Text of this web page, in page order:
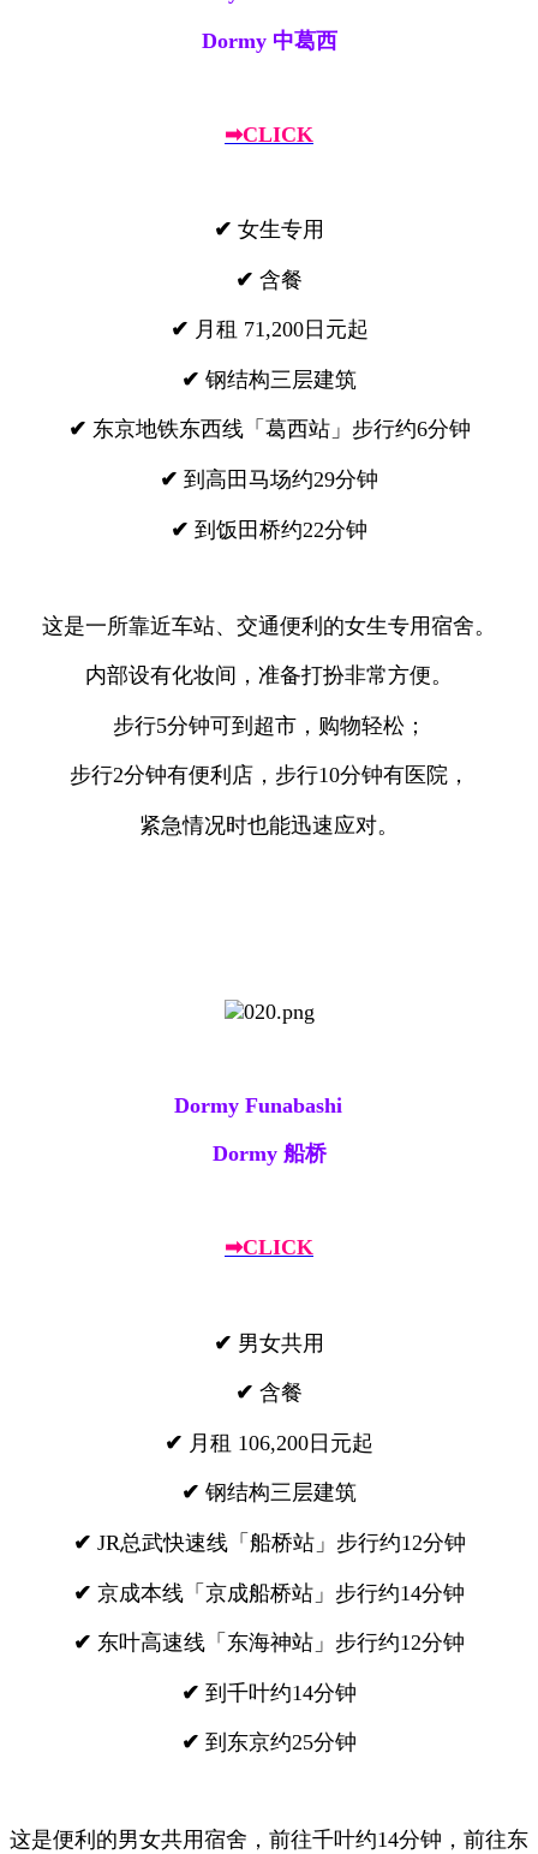
Dormy 中葛西
➡CLICK
✔ 女生专用
✔ 含餐
✔ 月租 71,200日元起
✔ 钢结构三层建筑
✔ 东京地铁东西线「葛西站」步行约6分钟
✔ 到高田马场约29分钟
✔ 到饭田桥约22分钟
这是一所靠近车站、交通便利的女生专用宿舍。
内部设有化妆间，准备打扮非常方便。
步行5分钟可到超市，购物轻松；
步行2分钟有便利店，步行10分钟有医院，
紧急情况时也能迅速应对。
Dormy Funabashi
Dormy 船桥
➡CLICK
✔ 男女共用
✔ 含餐
✔ 月租 106,200日元起
✔ 钢结构三层建筑
✔ JR总武快速线「船桥站」步行约12分钟
✔ 京成本线「京成船桥站」步行约14分钟
✔ 东叶高速线「东海神站」步行约12分钟
✔ 到千叶约14分钟
✔ 到东京约25分钟
这是便利的男女共用宿舍，前往千叶约14分钟，前往东